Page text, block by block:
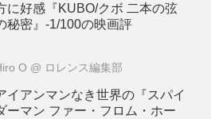
に好感『KUBO/クボ 二本の弦
秘密』-1/100の映画評
O @ ロレンス編集部
イアンマンなき世界の『スパイ
ーマン ファー・フロム・ホー